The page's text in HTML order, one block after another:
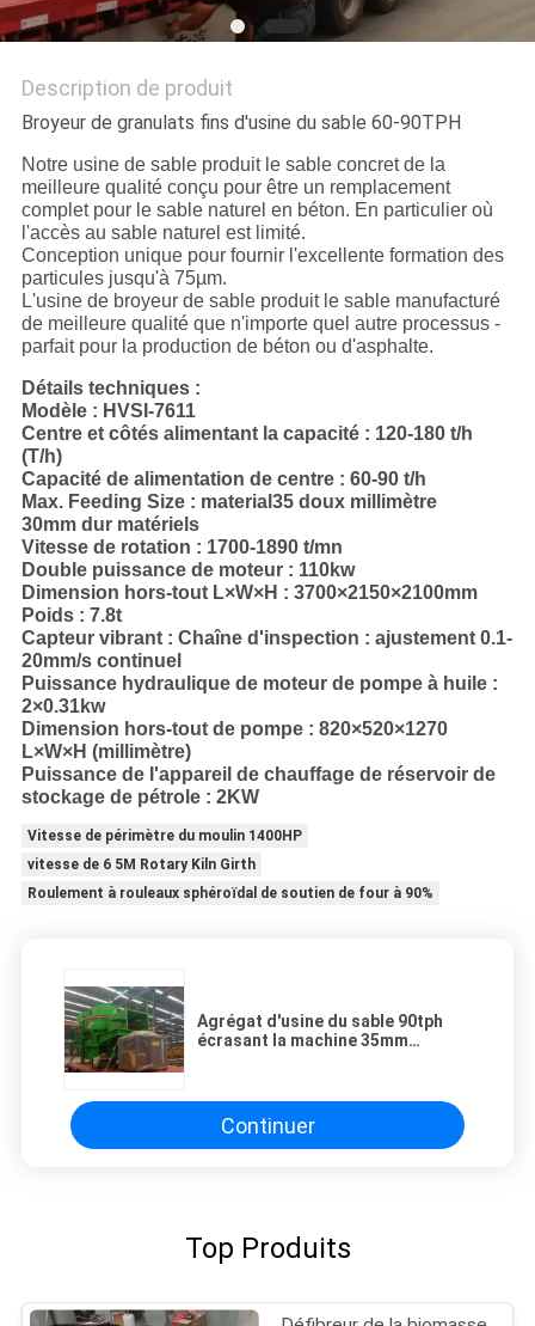
Description de produit
Broyeur de granulats fins d'usine du sable 60-90TPH
Notre usine de sable produit le sable concret de la
meilleure qualité conçu pour être un remplacement
complet pour le sable naturel en béton. En particulier où
l'accès au sable naturel est limité.
Conception unique pour fournir l'excellente formation des
particules jusqu'à 75µm.
L'usine de broyeur de sable produit le sable manufacturé
de meilleure qualité que n'importe quel autre processus -
parfait pour la production de béton ou d'asphalte.
Détails techniques :
Modèle : HVSI-7611
Centre et côtés alimentant la capacité : 120-180 t/h
(T/h)
Capacité de alimentation de centre : 60-90 t/h
Max. Feeding Size : material35 doux millimètre
30mm dur matériels
Vitesse de rotation : 1700-1890 t/mn
Double puissance de moteur : 110kw
Dimension hors-tout L×W×H : 3700×2150×2100mm
Poids : 7.8t
Capteur vibrant : Chaîne d'inspection : ajustement 0.1-
20mm/s continuel
Puissance hydraulique de moteur de pompe à huile :
2×0.31kw
Dimension hors-tout de pompe : 820×520×1270
L×W×H (millimètre)
Puissance de l'appareil de chauffage de réservoir de
stockage de pétrole : 2KW
Vitesse de périmètre du moulin 1400HP
vitesse de 6 5M Rotary Kiln Girth
Roulement à rouleaux sphéroïdal de soutien de four à 90%
Agrégat d'usine du sable 90tph
écrasant la machine 35mm
Continuer
Top Produits